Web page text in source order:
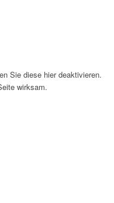
Sie diese hier deaktivieren.
wirksam.